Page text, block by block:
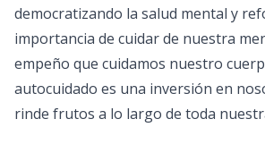
democratizando la salud mental y
importancia de cuidar de nuestra
empeño que cuidamos nuestro
autocuidado es una inversión en
rinde frutos a lo largo de toda